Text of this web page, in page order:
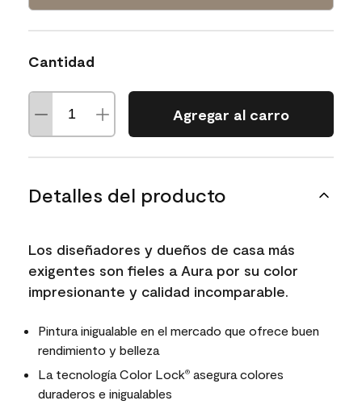
Cantidad
Agregar al carro
Detalles del producto
Los diseñadores y dueños de casa más
exigentes son fieles a Aura por su color
impresionante y calidad incomparable.
Pintura inigualable en el mercado que ofrece buen
rendimiento y belleza
La tecnología Color Lock® asegura colores
duraderos e inigualables